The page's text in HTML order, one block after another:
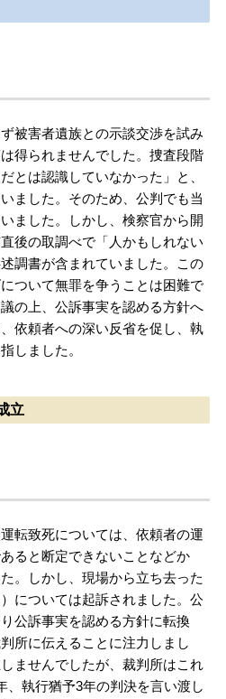
被害者遺族との示談交渉を試み
得られませんでした。捜査段階
とは認識していなかった」と、
ました。そのため、公判でも当
ました。しかし、検察官から開
後の取調べで「人かもしれない
調書が含まれていました。この
ついて無罪を争うことは困難で
の上、公訴事実を認める方針へ
依頼者への深い反省を促し、執
しました。
立
転致死については、依頼者の運
ると断定できないことなどか
。しかし、現場から立ち去った
については起訴されました。公
公訴事実を認める方針に転換
所に伝えることに注力しまし
ませんでしたが、裁判所はこれ
、執行猶予3年の判決を言い渡し